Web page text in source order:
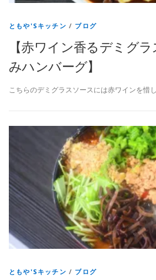
ともや'Sキッチン / ブログ
【赤ワイン香るデミグ
みハンバーグ】
こちらのデミグラスソースには赤ワインを惜
ともや'Sキッチン / ブログ